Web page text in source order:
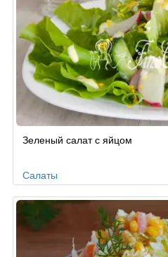
Зеленый салат с яйцом
Салаты